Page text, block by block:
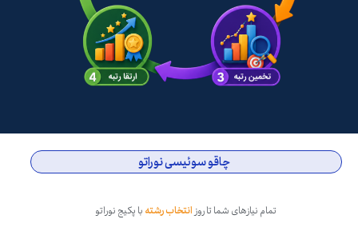
چاقو سوئیسی نوراتو
تمام نیازهای شما تا روزانتخاب رشتهبا پکیج نوراتو